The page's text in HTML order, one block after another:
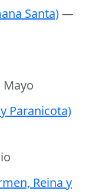
Santa)—
Paranicota)
Reina y